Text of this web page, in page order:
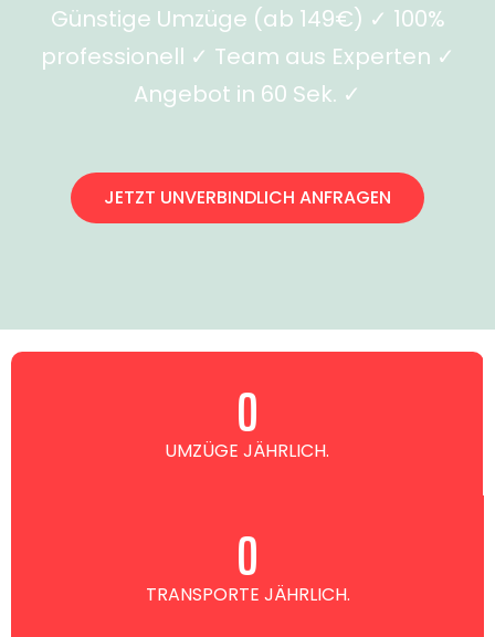
Günstige Umzüge (ab 149€) ✓ 100%
professionell ✓ Team aus Experten ✓
Angebot in 60 Sek. ✓
JETZT UNVERBINDLICH ANFRAGEN
UMZÜGE JÄHRLICH.
0
TRANSPORTE JÄHRLICH.
0